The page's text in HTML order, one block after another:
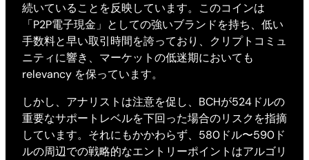
続いていることを反映しています。このコインは
「P2P電子現金」としての強いブランドを持ち、低い
手数料と早い取引時間を誇っており、クリプトコミュ
ニティに響き、マーケットの低迷期においても
relevancy を保っています。
しかし、アナリストは注意を促し、BCHが524ドルの
重要なサポートレベルを下回った場合のリスクを指摘
しています。それにもかかわらず、580ドル〜590ド
ルの周辺での戦略的なエントリーポイントはアルゴリ